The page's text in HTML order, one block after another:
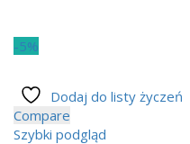
-5%
Dodaj do listy życzeń
Compare
Szybki podgląd